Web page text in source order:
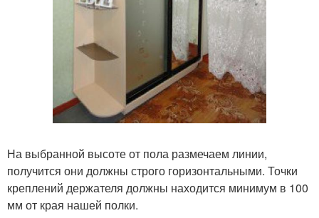
На выбранной высоте от пола размечаем линии,
получится они должны строго горизонтальными. Точки
креплений держателя должны находится минимум в 100
мм от края нашей полки.